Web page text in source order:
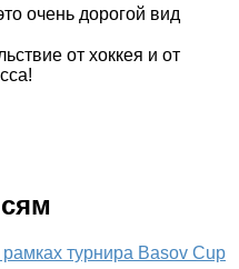
очень дорогой вид
от хоккея и от
турнира Basov Cup